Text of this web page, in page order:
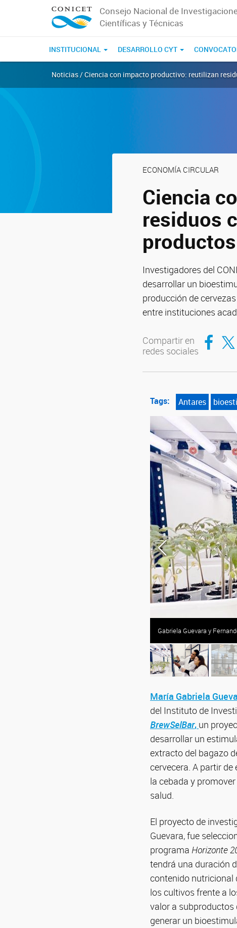
Consejo Nacional de
Científicas y Técnicas
INSTITUCIONAL DESARROLLO CYT
Noticias / Ciencia con impacto productivo: reutilizan
ECONOMÍA CIRCULAR
Ciencia
residuos
Investigadores del
desarrollar un
producción de
entre instituciones
Compartir en
redes sociales
Compartir
Tags: Antares
Gabriela Guevara y
María Gabriela
del Instituto de
BrewSelBar, un
desarrollar un
extracto del bagazo
cervecera. A partir
la cebada y
salud.
El proyecto de
Guevara, fue
programa Horizonte
tendrá una duración
contenido nutricional
los cultivos frente a
valor a subproductos
generar un